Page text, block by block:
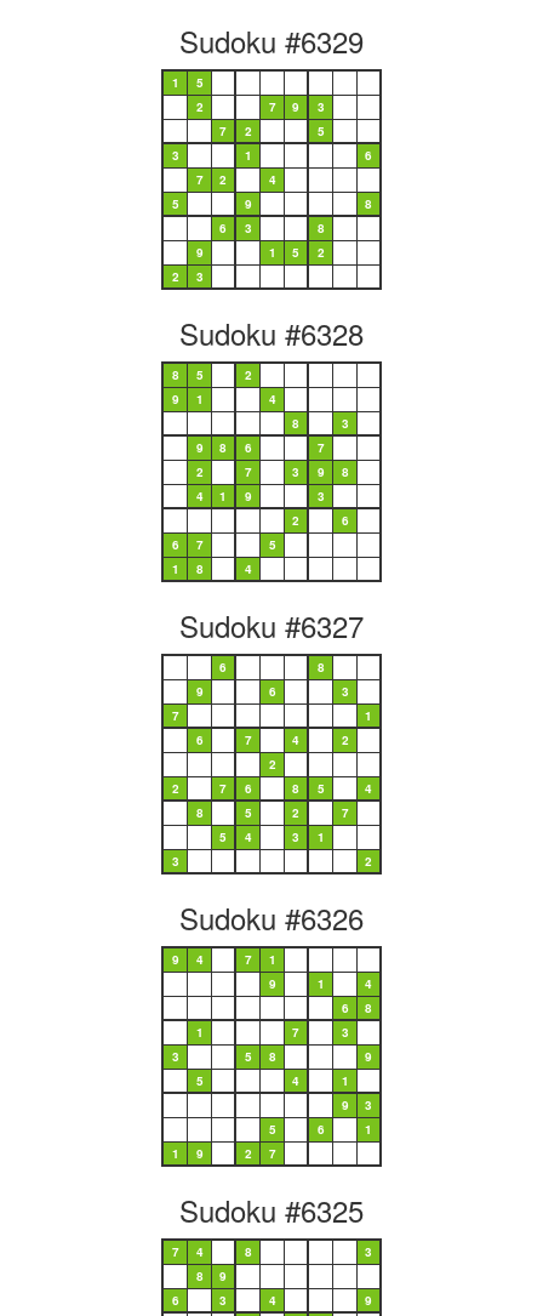
Sudoku #6329
1
5
2
7 9
3
7
2
5
3
1
6
7
2
4
5
9
8
6
3
8
9
1 5
2
2
3
Sudoku #6328
8 5
2
9
1
4
8
3
9
8 6
7
2
7 3 9
8
4
1 9
3
2
6
6
7
5
1
8 4
Sudoku #6327
6
8
9
6
3
7
1
6
7 4
2
2
2
7 6 8 5
4
8
5 2
7
5
4 3
1
3
2
Sudoku #6326
9 4 7
1
9
1
4
6
8
1
7
3
3
5 8
9
5
4
1
9
3
5
6
1
1
9 2 7
Sudoku #6325
7 4 8
3
8
9
6
3 4
9